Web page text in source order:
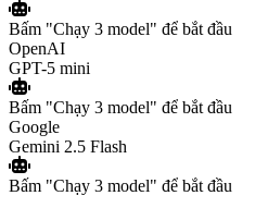
Bấm "Chạy 3 model" để bắt đầu
OpenAI
GPT-5 mini
Bấm "Chạy 3 model" để bắt đầu
Google
Gemini 2.5 Flash
Bấm "Chạy 3 model" để bắt đầu